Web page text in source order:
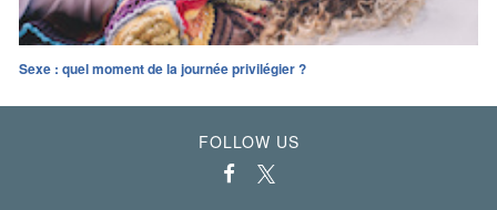
Sexe : quel moment de la journée privilégier ?
FOLLOW US